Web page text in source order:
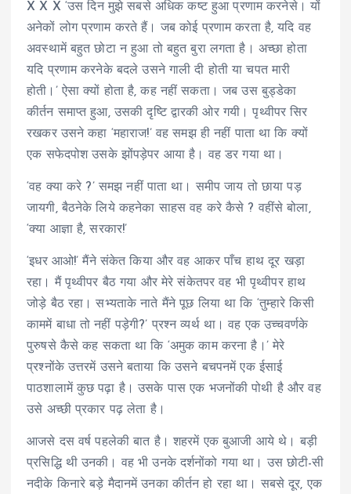
X X X ‘उस दिन मुझे सबसे अधिक कष्ट हुआ प्रणाम करनेसे। यों
अनेकों लोग प्रणाम करते हैं। जब कोई प्रणाम करता है, यदि वह
अवस्थामें बहुत छोटा न हुआ तो बहुत बुरा लगता है। अच्छा होता
यदि प्रणाम करनेके बदले उसने गाली दी होती या चपत मारी
होती।’ ऐसा क्यों होता है, कह नहीं सकता। जब उस बुड्डेका
कीर्तन समाप्त हुआ, उसकी दृष्टि द्वारकी ओर गयी। पृथ्वीपर सिर
रखकर उसने कहा ‘महाराज!’ वह समझ ही नहीं पाता था कि क्यों
एक सफेदपोश उसके झोंपड़ेपर आया है। वह डर गया था।
‘वह क्या करे ?’ समझ नहीं पाता था। समीप जाय तो छाया पड़
जायगी, बैठनेके लिये कहनेका साहस वह करे कैसे ? वहींसे बोला,
‘क्या आज्ञा है, सरकार!’
‘इधर आओ!’ मैंने संकेत किया और वह आकर पाँच हाथ दूर खड़ा
रहा। मैं पृथ्वीपर बैठ गया और मेरे संकेतपर वह भी पृथ्वीपर हाथ
जोड़े बैठ रहा। सभ्यताके नाते मैंने पूछ लिया था कि ‘तुम्हारे किसी
काममें बाधा तो नहीं पड़ेगी?’ प्रश्न व्यर्थ था। वह एक उच्चवर्णके
पुरुषसे कैसे कह सकता था कि ‘अमुक काम करना है।’ मेरे
प्रश्नोंके उत्तरमें उसने बताया कि उसने बचपनमें एक ईसाई
पाठशालामें कुछ पढ़ा है। उसके पास एक भजनोंकी पोथी है और वह
उसे अच्छी प्रकार पढ़ लेता है।
आजसे दस वर्ष पहलेकी बात है। शहरमें एक बुआजी आये थे। बड़ी
प्रसिद्धि थी उनकी। वह भी उनके दर्शनोंको गया था। उस छोटी-सी
नदीके किनारे बड़े मैदानमें उनका कीर्तन हो रहा था। सबसे दूर, एक